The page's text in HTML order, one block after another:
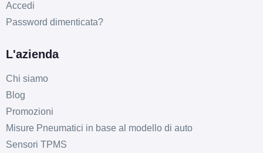
Accedi
Password dimenticata?
L'azienda
Chi siamo
Blog
Promozioni
Misure Pneumatici in base al modello di auto
Sensori TPMS